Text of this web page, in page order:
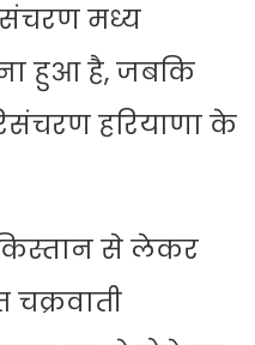
मध्य
हुआ है, जबकि
हरियाणा के
से लेकर
चक्रवाती